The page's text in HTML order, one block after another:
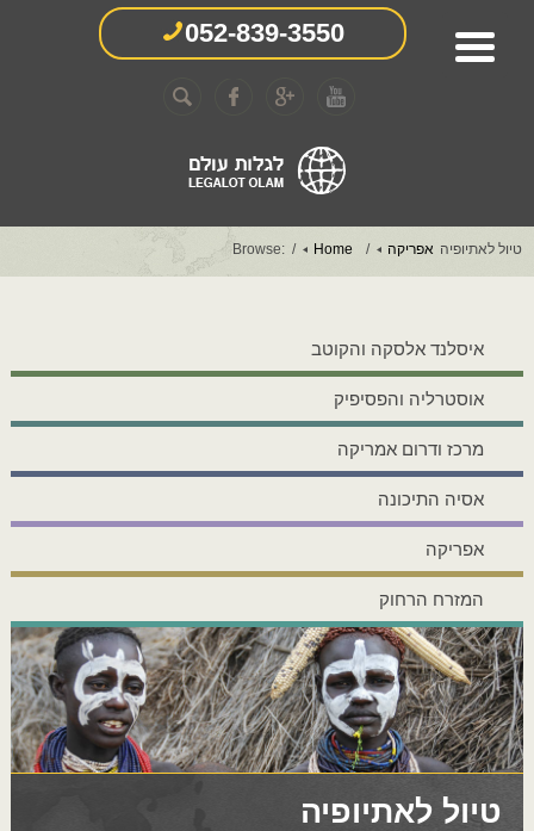
052-839-3550
Browse: Home אפריקה טיול לאתיופיה
איסלנד אלסקה והקוטב
אוסטרליה והפסיפיק
מרכז ודרום אמריקה
אסיה התיכונה
אפריקה
המזרח הרחוק
טיול לאתיופיה